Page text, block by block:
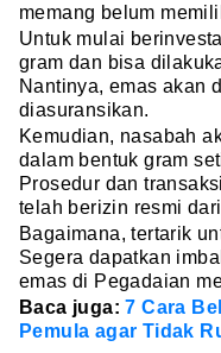
memang belum
Untuk mulai
gram dan bisa
Nantinya, emas akan
diasuransikan.
Kemudian, nasabah
dalam bentuk gram
Prosedur dan
telah berizin resmi
Bagaimana, tertarik
Segera dapatkan
emas di Pegadaian
Baca juga:7 Cara
Pemula agar Tidak